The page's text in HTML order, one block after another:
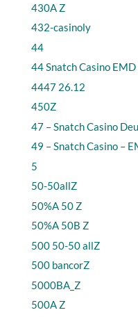
430A Z
432-casinoly
44
44 Snatch Casino EMD
4447 26.12
450Z
47 – Snatch Casino
49 – Snatch Casino –
5
50-50allZ
50%A 50 Z
50%A 50B Z
500 50-50 allZ
500 bancorZ
5000BA_Z
500A Z